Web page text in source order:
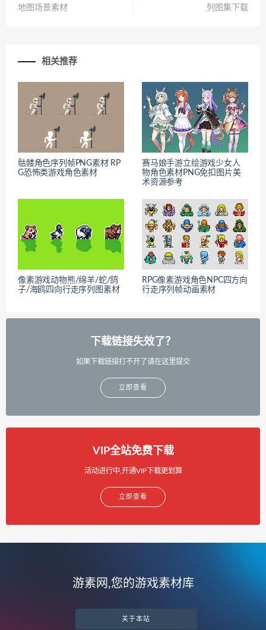
地图场景素材
列图集下载
相关推荐
骷髅角色序列帧PNG素材 RP
G恐怖类游戏角色素材
赛马娘手游立绘游戏少女人
物角色素材PNG免扣图片美
术资源参考
像素游戏动物熊/绵羊/蛇/鸽
子/海鸥四向行走序列图素材
RPG像素游戏角色NPC四方向
行走序列帧动画素材
下载链接失效了？
如果下载链接打不开了请在这里提交
立即查看
VIP全站免费下载
活动进行中,开通VIP下载更划算
立即查看
游素网,您的游戏素材库
关于本站